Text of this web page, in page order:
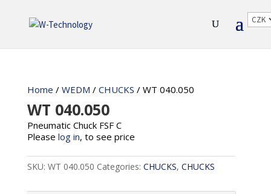
Home / WEDM / CHUCKS / WT 040.050
WT 040.050
Please log in, to see price
Pneumatic Chuck FSF C
SKU: WT 040.050 Categories: CHUCKS, CHUCKS